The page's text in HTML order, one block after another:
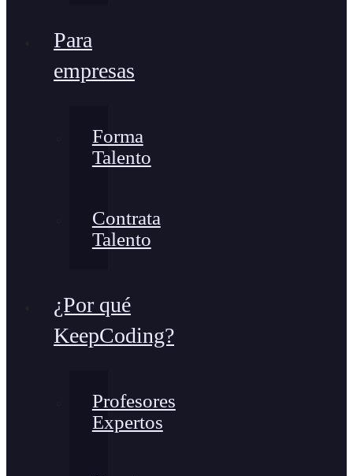
Para
empresas
Forma
Talento
Contrata
Talento
¿Por qué
KeepCoding?
Profesores
Expertos